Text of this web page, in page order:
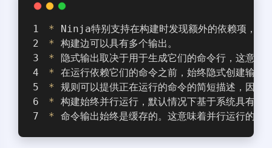
*
Ninja特别支持在构建时发现额外的依赖项，
*
构建边可以具有多个输出。
*
隐式输出取决于用于生成它们的命令行，这意
*
在运行依赖它们的命令之前，始终隐式创建输出
*
规则可以提供正在运行的命令的简短描述，因
*
构建始终并行运行，默认情况下基于系统具有的
*
命令输出始终是缓存的。这意味着并行运行的命